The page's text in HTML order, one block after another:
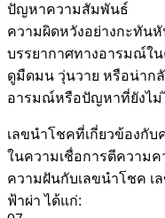
ปัญหาความสัมพันธ์
ความผิดหวังอย่างกะทัน
บรรยากาศทางอารมณ์ใ
ดูมืดมน วุ่นวาย หรือน่าก
อารมณ์หรือปัญหาที่ยังไม่
เลขนำโชคที่เกี่ยวข้องกับ
ในความเชื่อการตีความ
ความฝันกับเลขนำโชค เ
ฟ้าผ่า ได้แก่: